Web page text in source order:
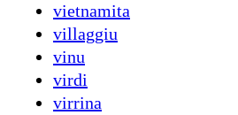
vietnamita
villaggiu
vinu
virdi
virrina